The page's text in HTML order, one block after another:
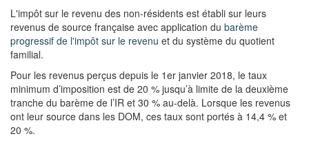
L'impôt sur le revenu des non-résidents est établi sur leurs
revenus de source française avec application du barème
progressif de l'impôt sur le revenu et du système du quotient
familial.
Pour les revenus perçus depuis le 1er janvier 2018, le taux
minimum d’imposition est de 20 % jusqu’à limite de la deuxième
tranche du barème de l’IR et 30 % au-delà. Lorsque les revenus
ont leur source dans les DOM, ces taux sont portés à 14,4 % et
20 %.